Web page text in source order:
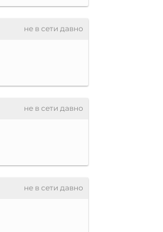
не в сети давно
не в сети давно
не в сети давно